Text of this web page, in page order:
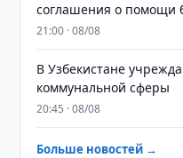
соглашения о помощи
21:00 · 08/08
В Узбекистане
коммунальной сферы
20:45 · 08/08
Больше новостей →